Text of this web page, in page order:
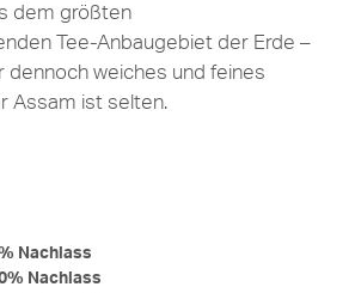
dem größten
Tee-Anbaugebiet der Erde –
dennoch weiches und feines
Assam ist selten.
Nachlass
Nachlass